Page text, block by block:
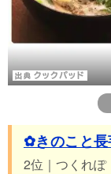
48位 つくれぽ
49位 つくれぽ
50位 つくれぽ
51位 つくれぽ
52位 つくれぽ
53位 つくれぽ
54位 つくれぽ
✿きのこと
2位｜つくれぽ